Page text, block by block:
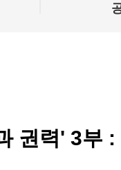
권력' 3부